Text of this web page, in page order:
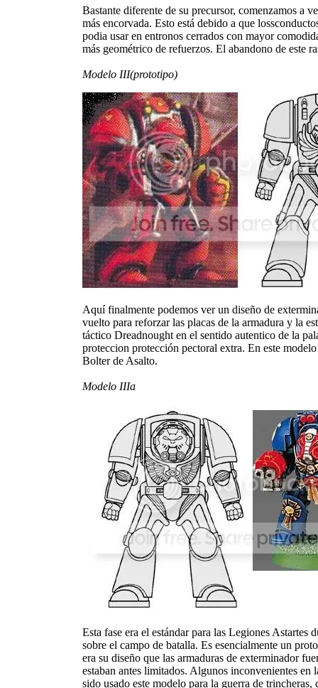
Bastante diferente de su precursor, comenzamos a
más encorvada. Esto está debido a que
podia usar en entronos cerrados con mayor
más geométrico de refuerzos. El abandono de este
Modelo III(prototipo)
Aquí finalmente podemos ver un diseño de
vuelto para reforzar las placas de la armadura y la
táctico Dreadnought en el sentido autentico de la
proteccion protección pectoral extra. En este
Bolter de Asalto.
Modelo IIIa
Esta fase era el estándar para las Legiones
sobre el campo de batalla. Es esencialmente un
era su diseño que las armaduras de exterminador
estaban antes limitados. Algunos inconvenientes en
sido usado este modelo para la guerra de